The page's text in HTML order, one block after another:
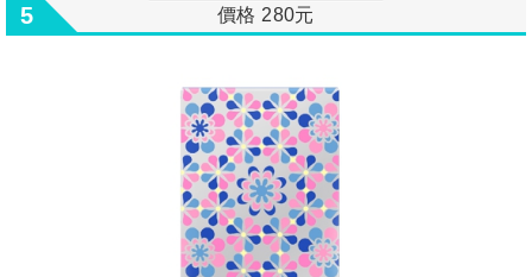
5 價格 280元